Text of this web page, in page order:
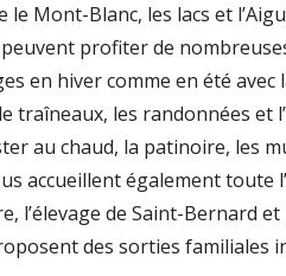
Mont-Blanc, les lacs et
profiter de
en hiver comme en été avec
traîneaux, les randonnées et
au chaud, la patinoire, les
accueillent également toute
l’élevage de Saint-Bernard et
des sorties familiales